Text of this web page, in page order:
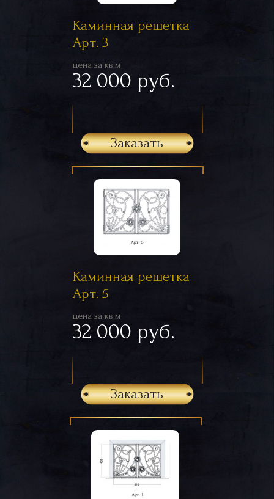
Каминная решетка
Арт. 3
цена за кв.м
32 000 руб.
Заказать
Каминная решетка
Арт. 5
цена за кв.м
32 000 руб.
Заказать